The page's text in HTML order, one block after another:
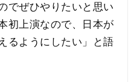
でぜひやりたいと思い
初上演なので、日本が
るようにしたい」と語